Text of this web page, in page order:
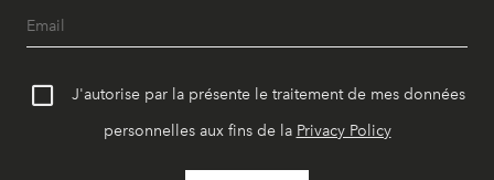
J'autorise par la présente le traitement de mes données
personnelles aux fins de la Privacy Policy